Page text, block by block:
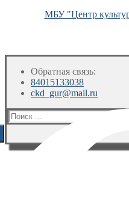
МБУ "Центр
Обратная связь:
84015133038
ckd_gur@mail.ru
Искать: